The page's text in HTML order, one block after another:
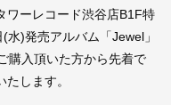
ワーレコード渋谷店B1F特
)発売アルバム「Jewel」
購入頂いた方から先着で
たします。